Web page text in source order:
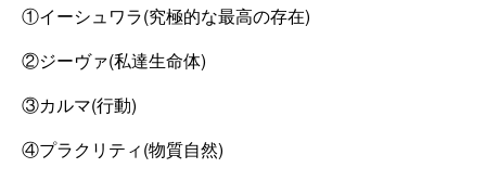
①イーシュワラ(究極的な最高の存在)
②ジーヴァ(私達生命体)
③カルマ(行動)
④プラクリティ(物質自然)